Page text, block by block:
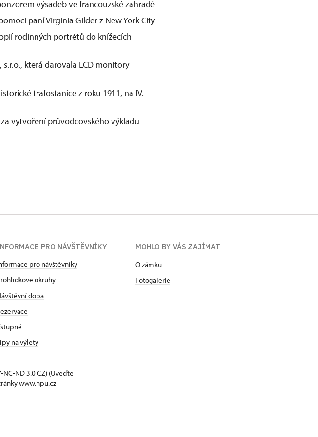
výsadeb ve francouzské zahradě
paní Virginia Gilder z New York City
rodinných portrétů do knížecích
s.r.o., která darovala LCD monitory
trafostanice z roku 1911, na IV.
vytvoření průvodcovského výkladu
PRO NÁVŠTĚVNÍKY
pro návštěvníky
okruhy
doba
na výlety
MOHLO BY VÁS ZAJÍMAT
O zámku
Fotogalerie
NC-ND 3.0 CZ) (Uveďte
www.npu.cz